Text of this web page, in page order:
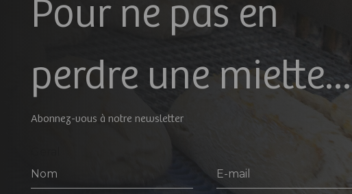
Pour ne pas en
perdre une miette...
Abonnez-vous à notre newsletter